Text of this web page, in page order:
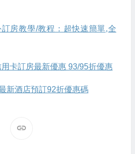
房教學/教程：超快速簡單,全
卡訂房最新優惠 93/95折優惠
新酒店預訂92折優惠碼